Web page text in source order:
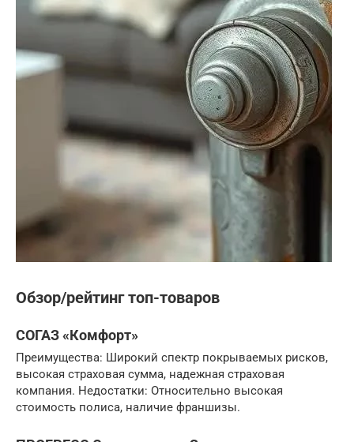
Обзор/рейтинг топ-товаров
СОГАЗ «Комфорт»
Преимущества: Широкий спектр покрываемых рисков,
высокая страховая сумма, надежная страховая
компания. Недостатки: Относительно высокая
стоимость полиса, наличие франшизы.